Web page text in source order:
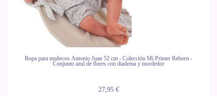
Ropa para muñecos Antonio Juan 52 cm - Colección Mi Primer Reborn -
Conjunto azul de flores con diadema y mordedor
27,95 €